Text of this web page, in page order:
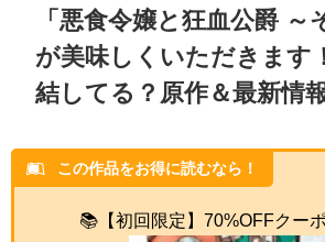
「悪食令嬢と狂血公爵 ～
が美味しくいただきます
結してる？原作＆最新情
この作品をお得に読むなら！
📚【初回限定】70%OFFクー